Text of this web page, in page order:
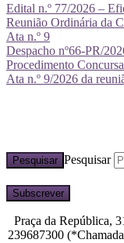
Edital n.º 77/2026 –
Reunião Ordinária da
Ata n.º 9
Despacho nº66-PR/
Procedimento
Ata n.º 9/2026 da
Pesquisar Pesquisar
Praça da
239687300